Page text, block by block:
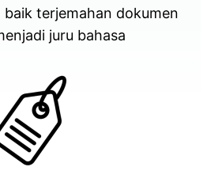
terjemahan dokumen
juru bahasa